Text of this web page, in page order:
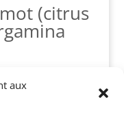
aux
(citrus